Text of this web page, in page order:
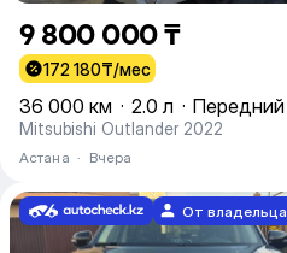
9 800 000 ₸
172 180₸/мес
36 000 км · 2.0 л · Передний
Mitsubishi Outlander 2022
Астана · Вчера
От владельца